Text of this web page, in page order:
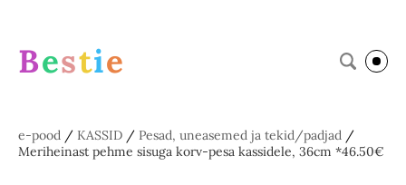
Bestie
e-pood / KASSID / Pesad, uneasemed ja tekid/padjad /
Meriheinast pehme sisuga korv-pesa kassidele, 36cm *46.50€